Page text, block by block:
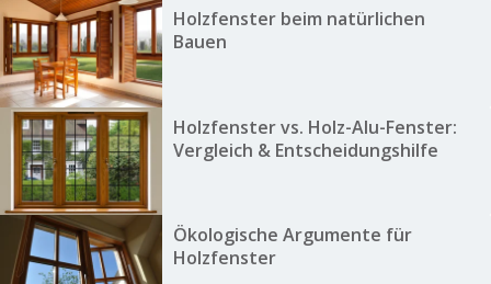
Holzfenster beim natürlichen
Bauen
Holzfenster vs. Holz-Alu-Fenster:
Vergleich & Entscheidungshilfe
Ökologische Argumente für
Holzfenster